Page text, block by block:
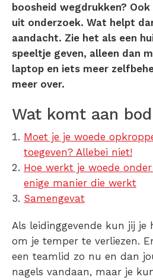
boosheid wegdrukken?
uit onderzoek. Wat helpt
aandacht. Zie het als een
speeltje geven, alleen dan
laptop en iets meer
meer over.
Wat komt aan
Moet je je woede
toegeven? Allebei niet!
Hoe werkt je woede
enige manier die werkt
Samengevat
Als leidinggevende kun jij je
om je temper te verliezen.
een teamlid zo nu en dan
nagels vandaan, maar je